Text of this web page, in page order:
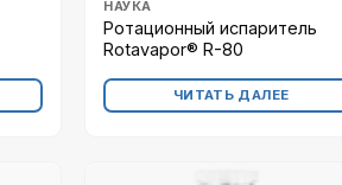
НАУКА
Ротационный испаритель
Rotavapor® R-80
ЧИТАТЬ ДАЛЕЕ